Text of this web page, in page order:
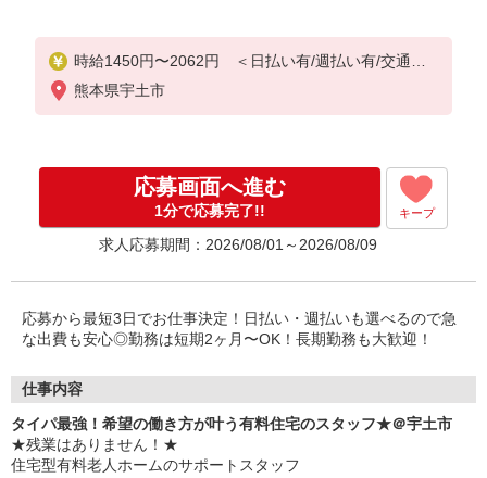
時給1450円〜2062円 ＜日払い有/週払い有/交通費
全支給(ガソリン代含む)＞
熊本県宇土市
応募画面へ進む
1分で応募完了!! キープ
求人応募期間：2026/08/01～2026/08/09
応募から最短3日でお仕事決定！日払い・週払いも選べるので急
な出費も安心◎勤務は短期2ヶ月〜OK！長期勤務も大歓迎！
仕事内容
タイパ最強！希望の働き方が叶う有料住宅のスタッフ★＠宇土市
★残業はありません！★
住宅型有料老人ホームのサポートスタッフ